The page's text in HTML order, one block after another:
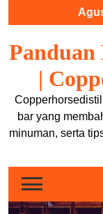
|
bar yang
minuman, serta